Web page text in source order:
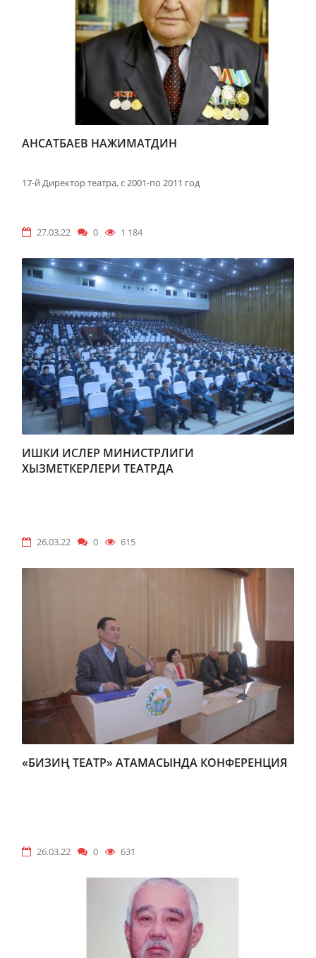
АНСАТБАЕВ НАЖИМАТДИН
17-й Директор театра, с 2001-по 2011 год
27.03.22 0 1 184
ИШКИ ИСЛЕР МИНИСТРЛИГИ
ХЫЗМЕТКЕРЛЕРИ ТЕАТРДА
26.03.22 0 615
«БИЗИҢ ТЕАТР» АТАМАСЫНДА КОНФЕРЕНЦИЯ
26.03.22 0 631